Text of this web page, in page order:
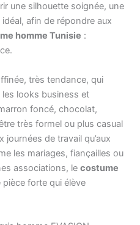
une silhouette soignée, une
afin de répondre aux
homme Tunisie :
très tendance, qui
looks business et
foncé, chocolat,
très formel ou plus casual
de travail qu’aux
les mariages, fiançailles ou
associations, le costume
forte qui élève